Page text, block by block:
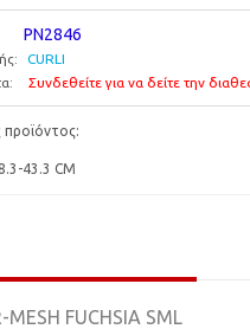
PN2846
CURLI
Συνδεθείτε για να δείτε την
43.3 CM
MESH FUCHSIA SML